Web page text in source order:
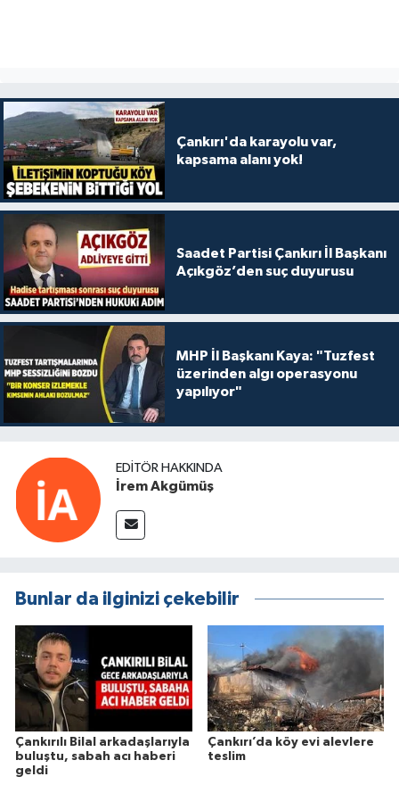
Çankırı'da karayolu var,
kapsama alanı yok!
Saadet Partisi Çankırı İl Başkanı
Açıkgöz’den suç duyurusu
MHP İl Başkanı Kaya: "Tuzfest
üzerinden algı operasyonu
yapılıyor"
EDITÖR HAKKINDA
İrem Akgümüş
Bunlar da ilginizi çekebilir
Çankırılı Bilal arkadaşlarıyla
buluştu, sabah acı haberi
geldi
Çankırı’da köy evi alevlere
teslim